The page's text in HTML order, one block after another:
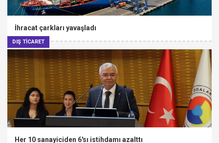
DIŞ TİCARET
İhracat çarkları yavaşladı
Her 10 sanayiciden 6'sı istihdamı azalttı